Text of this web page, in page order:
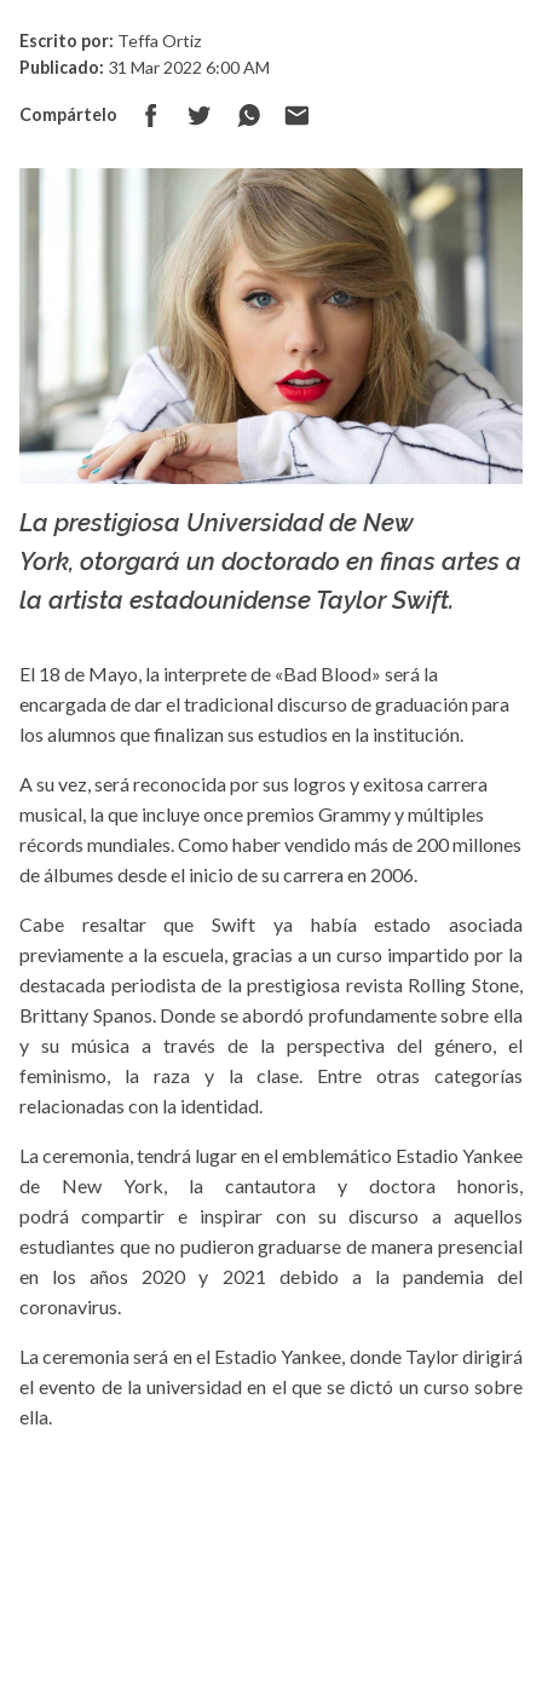
Escrito por: Teffa Ortiz
Publicado: 31 Mar 2022 6:00 AM
Compártelo
La X mas música
La prestigiosa Universidad de New
York, otorgará un doctorado en finas artes a
la artista estadounidense Taylor Swift.
El 18 de Mayo, la interprete de «Bad Blood» será la
encargada de dar el tradicional discurso de graduación para
los alumnos que finalizan sus estudios en la institución.
A su vez, será reconocida por sus logros y exitosa carrera
musical, la que incluye once premios Grammy y múltiples
récords mundiales. Como haber vendido más de 200 millones
de álbumes desde el inicio de su carrera en 2006.
Cabe resaltar que Swift ya había estado asociada
previamente a la escuela, gracias a un curso impartido por la
destacada periodista de la prestigiosa revista Rolling Stone,
Brittany Spanos. Donde se abordó profundamente sobre ella
y su música a través de la perspectiva del género, el
feminismo, la raza y la clase. Entre otras categorías
relacionadas con la identidad.
La ceremonia, tendrá lugar en el emblemático Estadio Yankee
de New York, la cantautora y doctora honoris,
podrá compartir e inspirar con su discurso a aquellos
estudiantes que no pudieron graduarse de manera presencial
en los años 2020 y 2021 debido a la pandemia del
coronavirus.
La ceremonia será en el Estadio Yankee, donde Taylor dirigirá
el evento de la universidad en el que se dictó un curso sobre
ella.